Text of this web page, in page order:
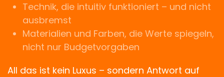
Technik, die intuitiv funktioniert – und nicht
ausbremst
Materialien und Farben, die Werte spiegeln,
nicht nur Budgetvorgaben
All das ist kein Luxus – sondern Antwort auf